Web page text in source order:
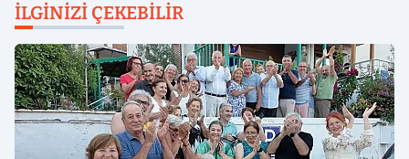
İLGINIZI ÇEKEBILIR